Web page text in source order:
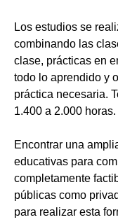
Los estudios se
combinando las
clase, prácticas en
todo lo aprendido y
práctica necesaria.
1.400 a 2.000 horas.
Encontrar una
educativas para
completamente
públicas como
para realizar esta